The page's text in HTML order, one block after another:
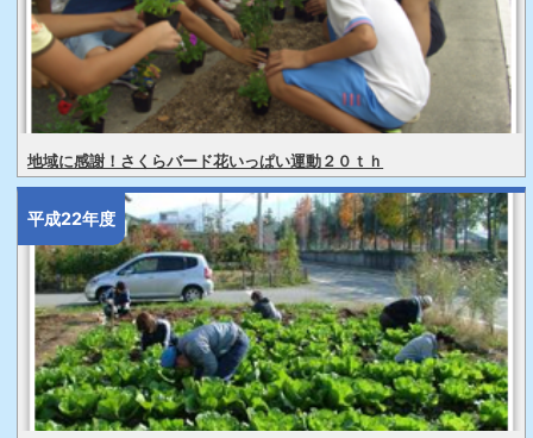
地域に感謝！さくらバード花いっぱい運動２０ｔｈ
平成22年度